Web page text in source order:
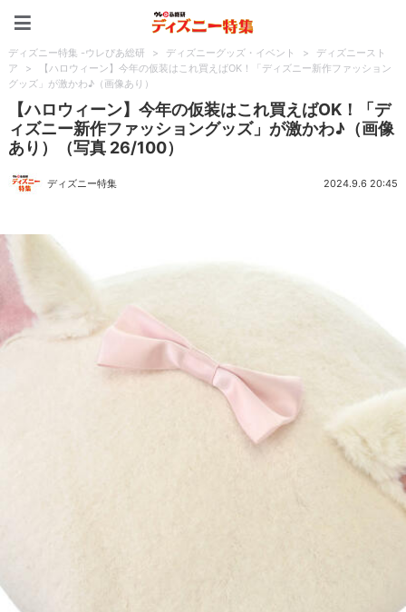
ディズニー特集 -ウレぴあ総研 > ディズニーグッズ・イベント >
ディズニースト
ア
>
【ハロウィーン】今年の仮装はこれ買えばOK！「ディズニー新作ファッション
グッズ」が激かわ♪（画像あり）
【ハロウィーン】今年の仮装はこれ買えばOK！「デ
ィズニー新作ファッショングッズ」が激かわ♪（画像
あり）（写真 26/100）
ディズニー特集 2024.9.6 20:45